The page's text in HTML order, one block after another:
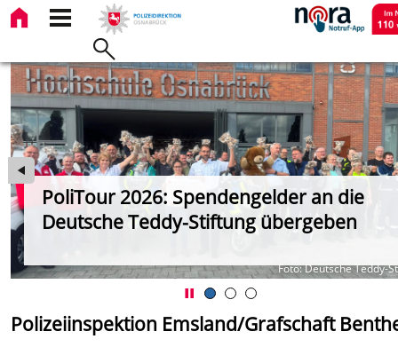
PoliTour 2026: Spendengelder an die
Deutsche Teddy-Stiftung übergeben
Foto: Deutsche Teddy-
Polizeiinspektion Emsland/Grafschaft